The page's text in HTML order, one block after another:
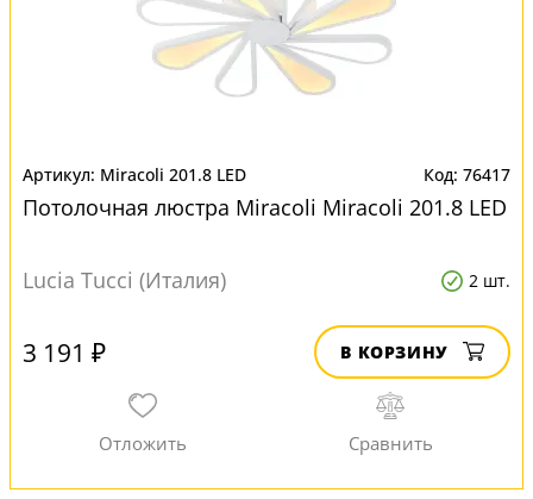
Miracoli 201.8 LED 76417
Потолочная люстра Miracoli Miracoli 201.8 LED
Lucia Tucci (Италия) 2 шт.
3 191 ₽ В КОРЗИНУ